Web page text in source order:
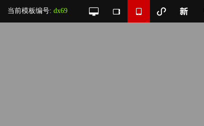
当前模板编号: dx69